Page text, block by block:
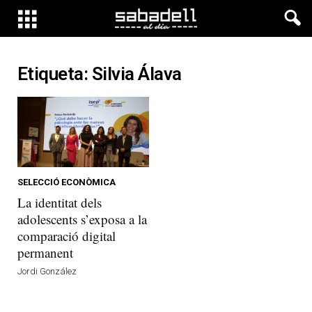
Etiqueta: Silvia Álava
SELECCIÓ ECONÒMICA
La identitat dels
adolescents s’exposa a la
comparació digital
permanent
Jordi González